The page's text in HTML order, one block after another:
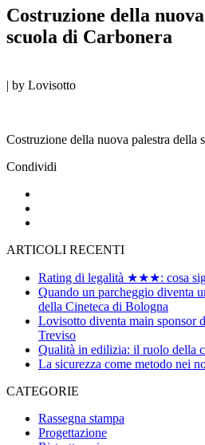
Costruzione della
scuola di Carbonera
| by Lovisotto
Costruzione della nuova palestra della
Condividi
ARTICOLI RECENTI
Rating di legalità ★★★: cosa
Quando un parcheggio diventa
della Cineteca di Bologna
Lovisotto diventa main sponsor
Treviso
Qualità in edilizia: il ruolo della
La sicurezza come metodo nei
CATEGORIE
Rassegna stampa
Progettazione